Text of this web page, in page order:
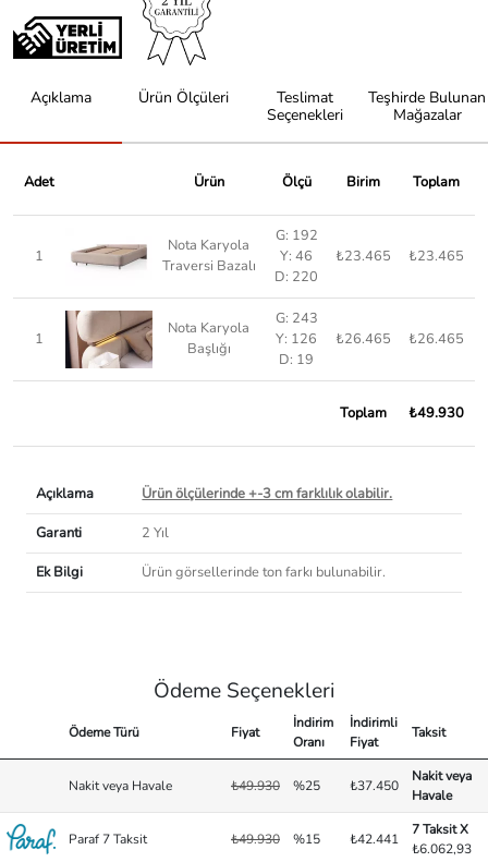
Açıklama Ürün Ölçüleri
Teslimat
Seçenekleri
Teşhirde Bulunan
Mağazalar
Adet Ürün Ölçü Birim Toplam
1
Nota Karyola
Traversi Bazalı
G: 192
Y: 46
D: 220
₺23.465 ₺23.465
1
Nota Karyola
Başlığı
G: 243
Y: 126
D: 19
₺26.465 ₺26.465
Toplam ₺49.930
Açıklama
Ürün ölçülerinde +-3 cm farklılık olabilir.
Garanti
2 Yıl
Ek Bilgi
Ürün görsellerinde ton farkı bulunabilir.
Ödeme Seçenekleri
Ödeme Türü Fiyat
İndirim
Oranı
İndirimli
Fiyat
Taksit
Nakit veya Havale ₺49.930 %25 ₺37.450
Nakit veya
Havale
Paraf 7 Taksit ₺49.930 %15 ₺42.441
7 Taksit X
₺6.062,93